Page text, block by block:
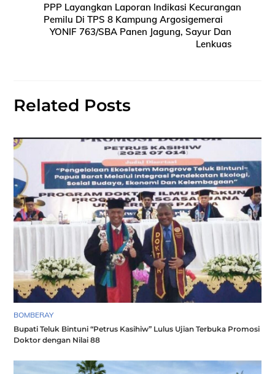
PPP Layangkan Laporan Indikasi Kecurangan
Pemilu Di TPS 8 Kampung Argosigemerai
YONIF 763/SBA Panen Jagung, Sayur Dan
Lenkuas
Related Posts
BOMBERAY
Bupati Teluk Bintuni “Petrus Kasihiw” Lulus Ujian Terbuka Promosi
Doktor dengan Nilai 88